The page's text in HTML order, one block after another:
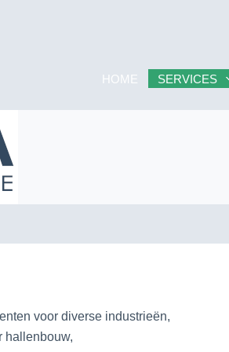
HOME SERVICES
voor diverse industrieën,
hallenbouw,